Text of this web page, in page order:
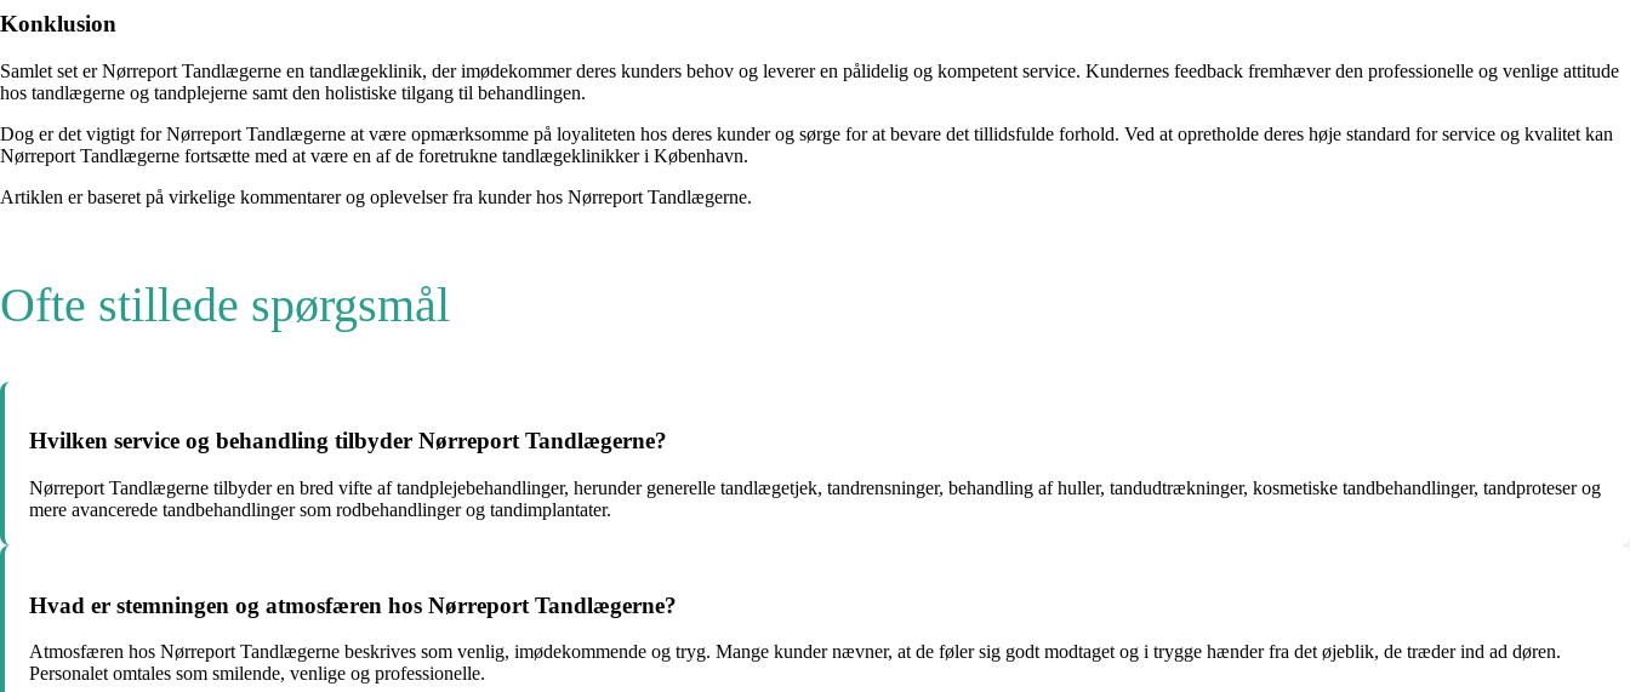
Konklusion
Samlet set er Nørreport Tandlægerne en tandlægeklinik, der imødekommer deres kunders behov og leverer en pålidelig og kompetent service. Kundernes feedback fremhæver den professionelle og venlige attitude
hos tandlægerne og tandplejerne samt den holistiske tilgang til behandlingen.
Dog er det vigtigt for Nørreport Tandlægerne at være opmærksomme på loyaliteten hos deres kunder og sørge for at bevare det tillidsfulde forhold. Ved at opretholde deres høje standard for service og kvalitet kan
Nørreport Tandlægerne fortsætte med at være en af de foretrukne tandlægeklinikker i København.
Artiklen er baseret på virkelige kommentarer og oplevelser fra kunder hos Nørreport Tandlægerne.
Ofte stillede spørgsmål
Hvilken service og behandling tilbyder Nørreport Tandlægerne?
Nørreport Tandlægerne tilbyder en bred vifte af tandplejebehandlinger, herunder generelle tandlægetjek, tandrensninger, behandling af huller, tandudtrækninger, kosmetiske tandbehandlinger, tandproteser og
mere avancerede tandbehandlinger som rodbehandlinger og tandimplantater.
Hvad er stemningen og atmosfæren hos Nørreport Tandlægerne?
Atmosfæren hos Nørreport Tandlægerne beskrives som venlig, imødekommende og tryg. Mange kunder nævner, at de føler sig godt modtaget og i trygge hænder fra det øjeblik, de træder ind ad døren.
Personalet omtales som smilende, venlige og professionelle.